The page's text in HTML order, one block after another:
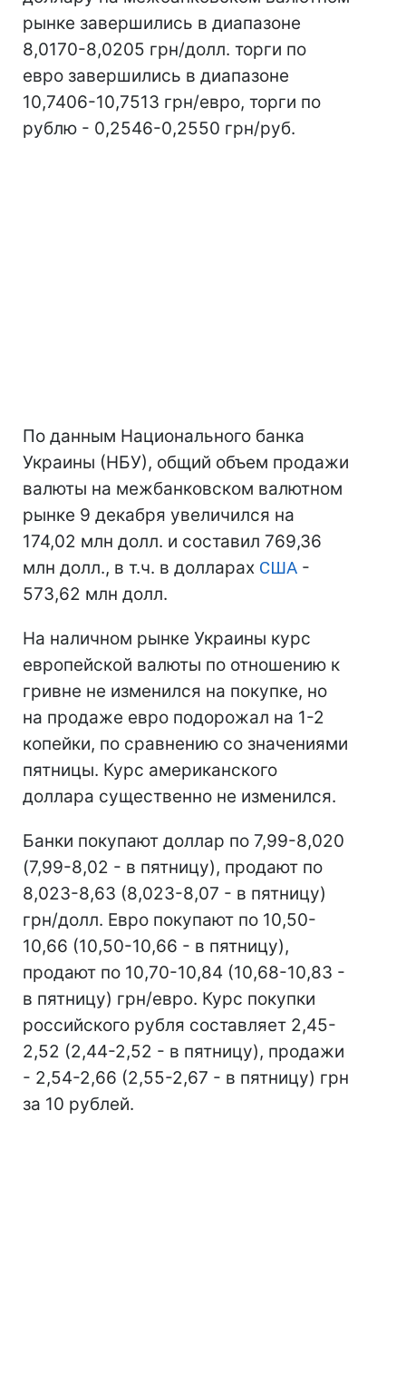
рынке завершились в диапазоне
8,0170-8,0205 грн/долл. торги по
евро завершились в диапазоне
10,7406-10,7513 грн/евро, торги по
рублю - 0,2546-0,2550 грн/руб.
По данным Национального банка
Украины (НБУ), общий объем продажи
валюты на межбанковском валютном
рынке 9 декабря увеличился на
174,02 млн долл. и составил 769,36
млн долл., в т.ч. в долларах США -
573,62 млн долл.
На наличном рынке Украины курс
европейской валюты по отношению к
гривне не изменился на покупке, но
на продаже евро подорожал на 1-2
копейки, по сравнению со значениями
пятницы. Курс американского
доллара существенно не изменился.
Банки покупают доллар по 7,99-8,020
(7,99-8,02 - в пятницу), продают по
8,023-8,63 (8,023-8,07 - в пятницу)
грн/долл. Евро покупают по 10,50-
10,66 (10,50-10,66 - в пятницу),
продают по 10,70-10,84 (10,68-10,83 -
в пятницу) грн/евро. Курс покупки
российского рубля составляет 2,45-
2,52 (2,44-2,52 - в пятницу), продажи
- 2,54-2,66 (2,55-2,67 - в пятницу) грн
за 10 рублей.